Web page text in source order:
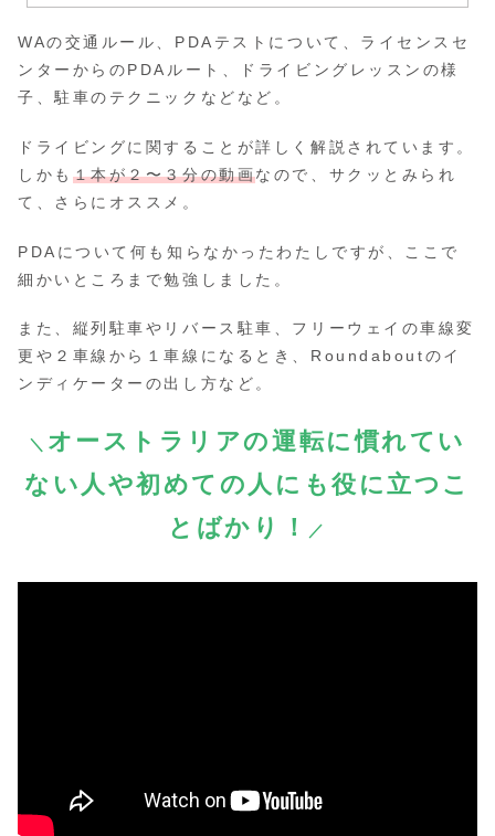
WAの交通ルール、PDAテストについて、ライセンスセ
ンターからのPDAルート、ドライビングレッスンの様
子、駐車のテクニックなどなど。
ドライビングに関することが詳しく解説されています。
しかも １本が２〜３分の動画なので、サクッとみられ
て、さらにオススメ。
PDAについて何も知らなかったわたしですが、ここで
細かいところまで勉強しました。
また、縦列駐車やリバース駐車、フリーウェイの車線変
更や２車線から１車線になるとき、Roundaboutのイ
ンディケーターの出し方など。
＼ オーストラリアの運転に慣れてい
ない人や初めての人にも役に立つこ
とばかり！
／